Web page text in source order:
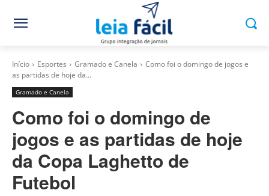
Início Esportes Gramado e Canela
Como foi o domingo de jogos e
as partidas de hoje da...
Gramado e Canela
Como foi o domingo de
jogos e as partidas de hoje
da Copa Laghetto de
Futebol